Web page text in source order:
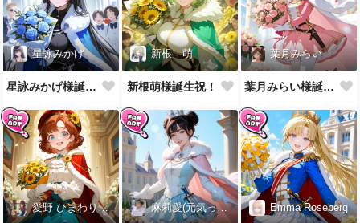
星詠みかげ
星詠みかげ様誕生祝！
新根 萌
新根萌様誕生祝！
葉月みらい
葉月みらい様誕生祝！
愛野 ひまわり先生 麻莉愛(元気っ子) Emma Roseberg